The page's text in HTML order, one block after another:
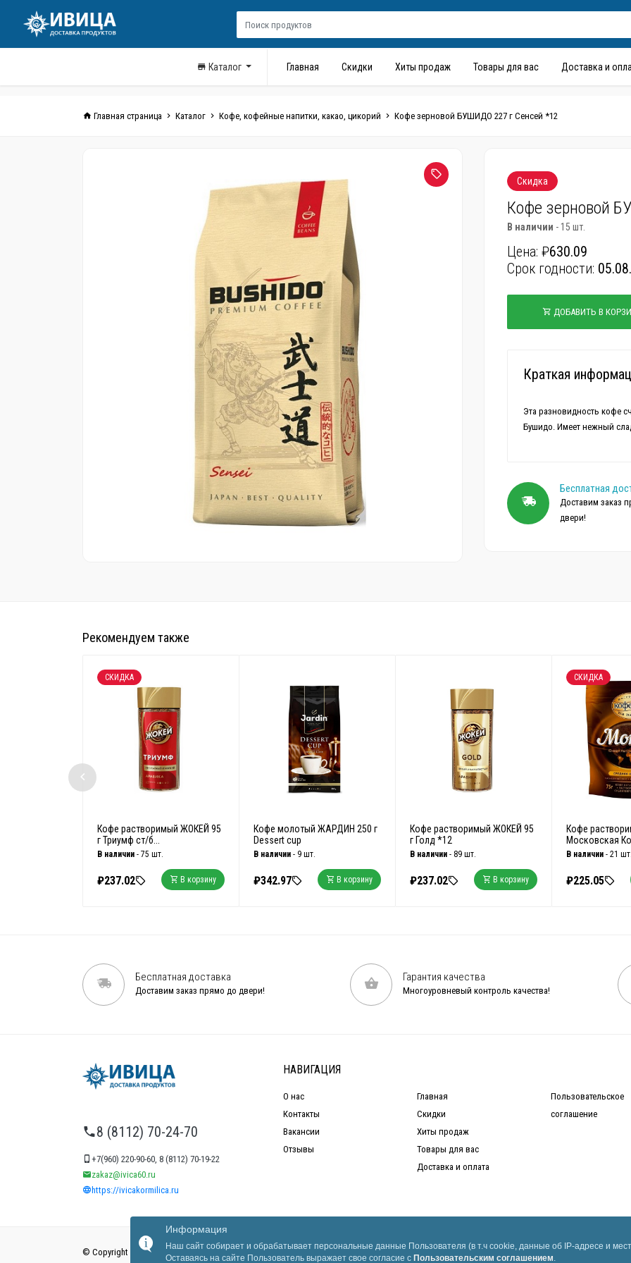
Каталог Главная Скидки Хиты продаж Товары для вас Доставка и
Главная страница Каталог Кофе, кофейные напитки, какао, цикорий Кофе зерновой БУШИДО 227 г Сенсей *12
Скидка
Кофе зерновой
В наличии - 15 шт.
Цена: ₽630.09
Срок годности:
ДОБАВИТЬ В
Краткая
Эта разновидность кофе
Бесплатная
Доставим заказ
двери!
Рекомендуем также
СКИДКА
Кофе растворимый ЖОКЕЙ 95
г Триумф ст/б...
В наличии - 75 шт.
В корзину
₽237.02
Кофе молотый ЖАРДИН 250 г
Dessert cup
В наличии - 9 шт.
В корзину
₽342.97
Кофе растворимый ЖОКЕЙ 95
г Голд *12
В наличии - 89 шт.
В корзину
₽237.02
СКИДКА
Кофе
Московская
В наличии - 21 шт.
₽225.05
Бесплатная доставка
Доставим заказ прямо до двери!
Гарантия качества
Многоуровневый контроль качества!
8 (8112) 70-24-70
+7(960) 220-90-60, 8 (8112) 70-19-22
zakaz@ivica60.ru
https://ivicakormilica.ru
НАВИГАЦИЯ
О нас Главная
Пользовательское
соглашение
Контакты
Скидки
Вакансии
Хиты продаж
Отзывы
Товары для вас
Доставка и оплата
© Copyright 2026Ивица. Все права защищены
Информация
Наш сайт собирает и обрабатывает персональные данные Пользователя (в т.ч cookie, данные об IP-адресе и
Оставаясь на сайте Пользователь выражает свое согласие с Пользовательским соглашением.